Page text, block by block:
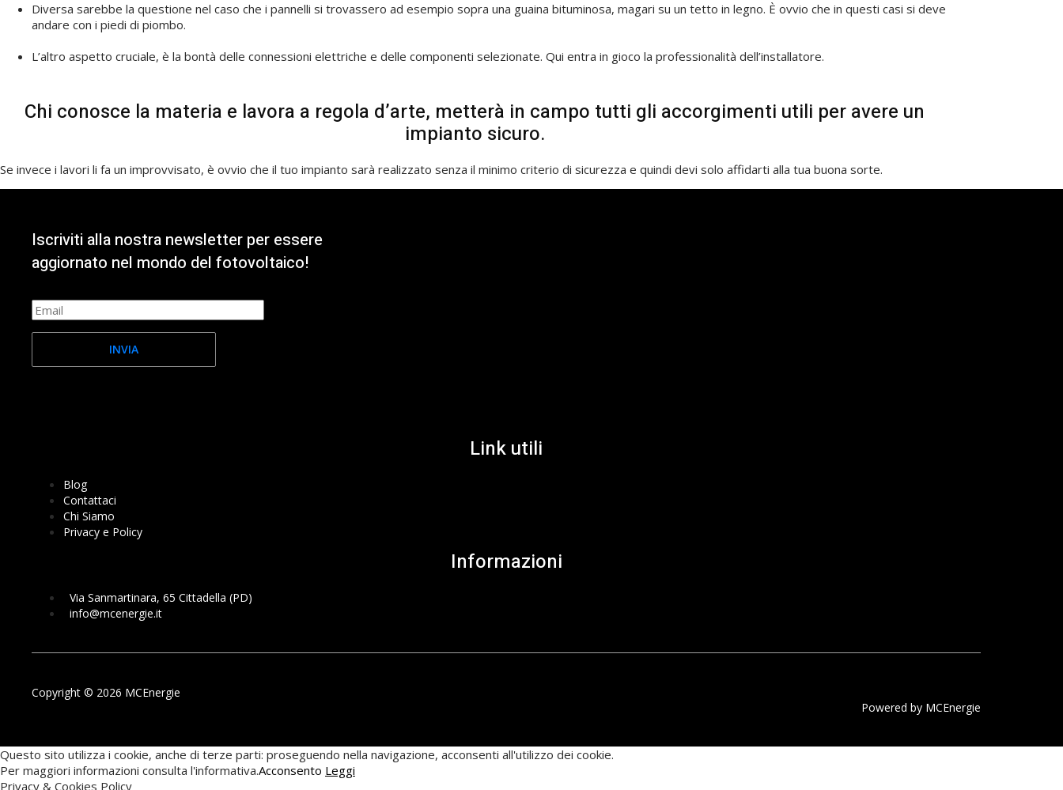
Diversa sarebbe la questione nel caso che i pannelli si trovassero ad esempio sopra una guaina bituminosa, magari su un tetto in legno. È ovvio che in questi casi si deve
andare con i piedi di piombo.
L’altro aspetto cruciale, è la bontà delle connessioni elettriche e delle componenti selezionate. Qui entra in gioco la professionalità dell’installatore.
Chi conosce la materia e lavora a regola d’arte, metterà in campo tutti gli accorgimenti utili per avere un
impianto sicuro.
Se invece i lavori li fa un improvvisato, è ovvio che il tuo impianto sarà realizzato senza il minimo criterio di sicurezza e quindi devi solo affidarti alla tua buona sorte.
Iscriviti alla nostra newsletter per essere
aggiornato nel mondo del fotovoltaico!
INVIA
Link utili
Blog
Contattaci
Chi Siamo
Privacy e Policy
Informazioni
Via Sanmartinara, 65 Cittadella (PD)
info@mcenergie.it
Copyright © 2026 MCEnergie
Powered by MCEnergie
Questo sito utilizza i cookie, anche di terze parti: proseguendo nella navigazione, acconsenti all'utilizzo dei cookie.
Per maggiori informazioni consulta l'informativa.Acconsento Leggi
Privacy & Cookies Policy